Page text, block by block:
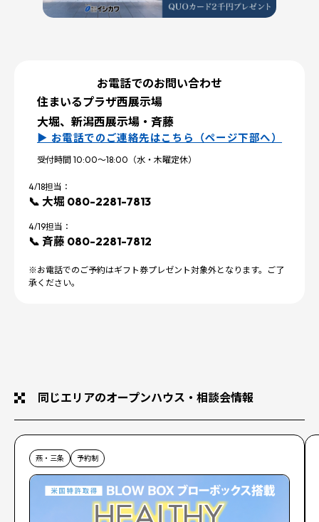
お電話でのお問い合わせ
住まいるプラザ西展示場
大堀、新潟西展示場・斉藤
▶ お電話でのご連絡先はこちら（ページ下部へ）
受付時間 10:00～18:00（水・木曜定休）
4/18担当：
📞 大堀 080-2281-7813
4/19担当：
📞 斉藤 080-2281-7812
※お電話でのご予約はギフト券プレゼント対象外となります。ご了
承ください。
同じエリアのオープンハウス・相談会情報
燕・三条 予約制